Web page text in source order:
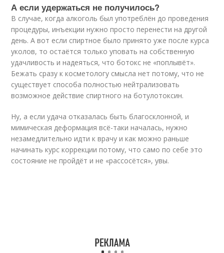
А если удержаться не получилось?
В случае, когда алкоголь был употреблён до проведения
процедуры, инъекции нужно просто перенести на другой
день. А вот если спиртное было принято уже после курса
уколов, то остаётся только уповать на собственную
удачливость и надеяться, что ботокс не «поплывёт».
Бежать сразу к косметологу смысла нет потому, что не
существует способа полностью нейтрализовать
возможное действие спиртного на ботулотоксин.
Ну, а если удача отказалась быть благосклонной, и
мимическая деформация всё-таки началась, нужно
незамедлительно идти к врачу и как можно раньше
начинать курс коррекции потому, что само по себе это
состояние не пройдёт и не «рассосётся», увы.